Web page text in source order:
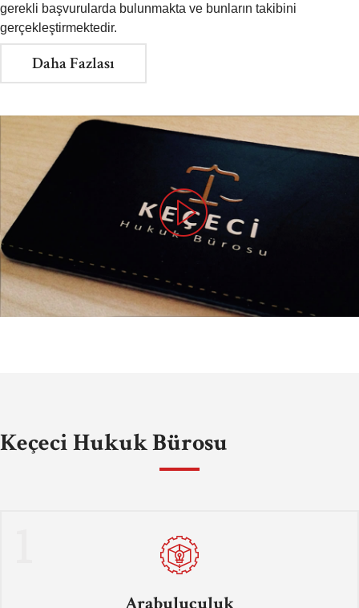
İletişim Kur
gerekli başvurularda bulunmakta ve bunların takibini
gerçekleştirmektedir.
Daha Fazlası
Keçeci Hukuk Bürosu